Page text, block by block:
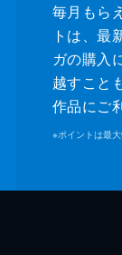
毎月もら
トは、最
ガの購入
越すこと
作品にご
※ポイントは最